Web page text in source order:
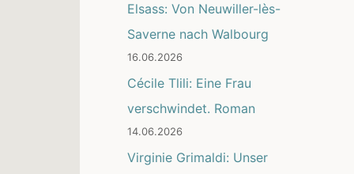
Elsass: Von Neuwiller-lès-
Saverne nach Walbourg
16.06.2026
Cécile Tlili: Eine Frau
verschwindet. Roman
14.06.2026
Virginie Grimaldi: Unser